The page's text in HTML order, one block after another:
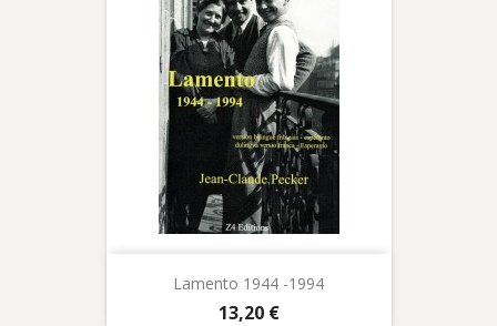
Lamento 1944 -1994
Prix
13,20 €